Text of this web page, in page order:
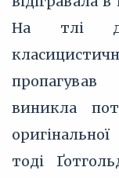
На тлі
виникла
тоді